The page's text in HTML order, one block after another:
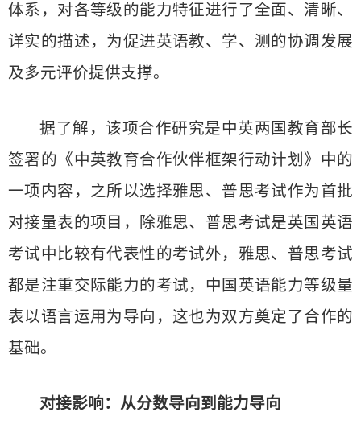
体系，对各等级的能力特征进行了全面、清晰、
详实的描述，为促进英语教、学、测的协调发展
及多元评价提供支撑。
据了解，该项合作研究是中英两国教育部长
签署的《中英教育合作伙伴框架行动计划》中的
一项内容，之所以选择雅思、普思考试作为首批
对接量表的项目，除雅思、普思考试是英国英语
考试中比较有代表性的考试外，雅思、普思考试
都是注重交际能力的考试，中国英语能力等级量
表以语言运用为导向，这也为双方奠定了合作的
基础。
对接影响：从分数导向到能力导向